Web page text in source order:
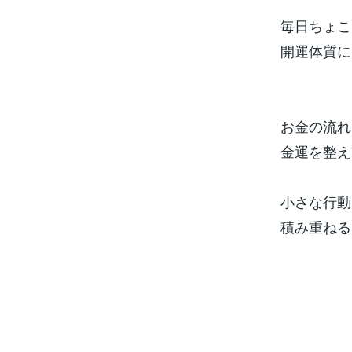
毎日ちょ
開運体質
お金の流
金運を整
小さな行
積み重ね